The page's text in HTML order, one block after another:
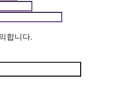
합니다.